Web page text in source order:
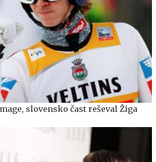
slovensko čast reševal Žiga